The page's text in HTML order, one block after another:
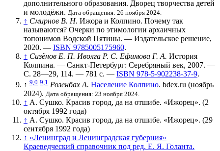
дополнительного образования. Дворец творчества детей
и молодёжи. Дата обращения: 26 ноября 2024.
↑ Смирнов В. Н. Ижора и Колпино. Почему так
называются? Очерки по этимологии архаичных
топонимов Водской Пятины. — Издательское решение,
2020. — ISBN 9785005175960.
↑ Сизёнов Е. П. Иволга Р. С. Ефимова Г. А. История
Колпина. — Санкт-Петербург: Серебряный век, 2007. —
С. 28—29, 114. — 781 с. — ISBN 978-5-902238-37-9.
↑ 9,0 9,1 Розенбах А. Население Колпино. bdex.ru (ноябрь
2024). Дата обращения: 23 ноября 2024.
↑ А. Сушко. Красив город, да на отшибе. «Ижорец». (2
октября 1992 года)
↑ А. Сушко. Красив город, да на отшибе. «Ижорец». (29
сентября 1992 года)
↑ «Ленинград и Ленинградская губерния»
Краеведческий справочник под ред. Е. Я. Голанта.